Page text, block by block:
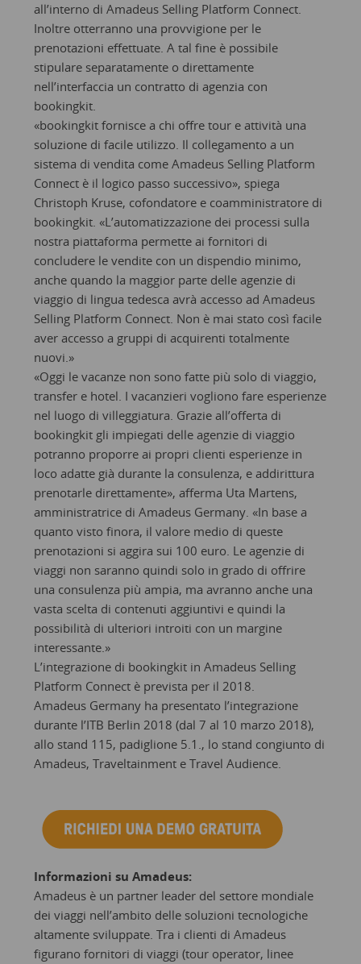
all’interno di Amadeus Selling Platform Connect.
Inoltre otterranno una provvigione per le
prenotazioni effettuate. A tal fine è possibile
stipulare separatamente o direttamente
nell’interfaccia un contratto di agenzia con
bookingkit.
«bookingkit fornisce a chi offre tour e attività una
soluzione di facile utilizzo. Il collegamento a un
sistema di vendita come Amadeus Selling Platform
Connect è il logico passo successivo», spiega
Christoph Kruse, cofondatore e coamministratore di
bookingkit. «L’automatizzazione dei processi sulla
nostra piattaforma permette ai fornitori di
concludere le vendite con un dispendio minimo,
anche quando la maggior parte delle agenzie di
viaggio di lingua tedesca avrà accesso ad Amadeus
Selling Platform Connect. Non è mai stato così facile
aver accesso a gruppi di acquirenti totalmente
nuovi.»
«Oggi le vacanze non sono fatte più solo di viaggio,
transfer e hotel. I vacanzieri vogliono fare esperienze
nel luogo di villeggiatura. Grazie all’offerta di
bookingkit gli impiegati delle agenzie di viaggio
potranno proporre ai propri clienti esperienze in
loco adatte già durante la consulenza, e addirittura
prenotarle direttamente», afferma Uta Martens,
amministratrice di Amadeus Germany. «In base a
quanto visto finora, il valore medio di queste
prenotazioni si aggira sui 100 euro. Le agenzie di
viaggi non saranno quindi solo in grado di offrire
una consulenza più ampia, ma avranno anche una
vasta scelta di contenuti aggiuntivi e quindi la
possibilità di ulteriori introiti con un margine
interessante.»
L’integrazione di bookingkit in Amadeus Selling
Platform Connect è prevista per il 2018.
Amadeus Germany ha presentato l’integrazione
durante l’ITB Berlin 2018 (dal 7 al 10 marzo 2018),
allo stand 115, padiglione 5.1., lo stand congiunto di
Amadeus, Traveltainment e Travel Audience.
Informazioni su Amadeus:
Amadeus è un partner leader del settore mondiale
dei viaggi nell’ambito delle soluzioni tecnologiche
altamente sviluppate. Tra i clienti di Amadeus
figurano fornitori di viaggi (tour operator, linee